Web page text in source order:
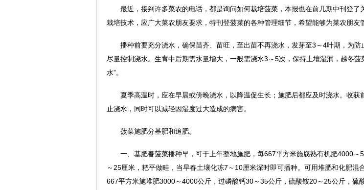
最近，接到许多菜农的电话，都是询问如何栽培菠菜，本报也在前几期中刊登了
栽培技术，应广大菜农朋友要求，特刊登菠菜的各种管理细节，希望能够为菜农朋友
播种前要充分浇水，确保苗齐、苗旺，至出苗不再浇水，发芽至3～4叶期，为防
尽量控制浇水。生育中后期需水量增大，一般需浇水3～5次，保持土壤湿润，越冬菠
水”。
夏季高温时，应在早晨或傍晚浇水，以降温促生长；施肥后都应及时浇水。收获
止浇水，同时可以减轻因湿度过大造成的病害。
菠菜施肥分基肥和追肥。
一、基肥春菠菜播种早，可于上年整地施肥，每667平方米施腐熟有机肥4000～
～25厘米，耙平做畦，当早春土壤化冻7～10厘米深时即可播种。可用堆肥和化肥混
667平方米施堆肥3000～4000公斤，过磷酸钙30～35公斤，硫酸铵20～25公斤，硫